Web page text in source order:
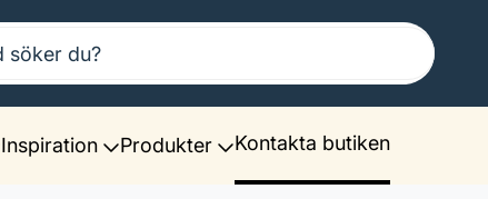
Inspiration Produkter Kontakta butiken